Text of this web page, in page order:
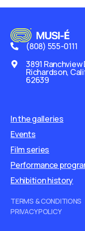
(808) 555-0111
3891 Ranchview
Richardson,
62639
In the galleries
Events
Film series
Performance
Exhibition history
TERMS & CONDITIONS
PRIVACY POLICY